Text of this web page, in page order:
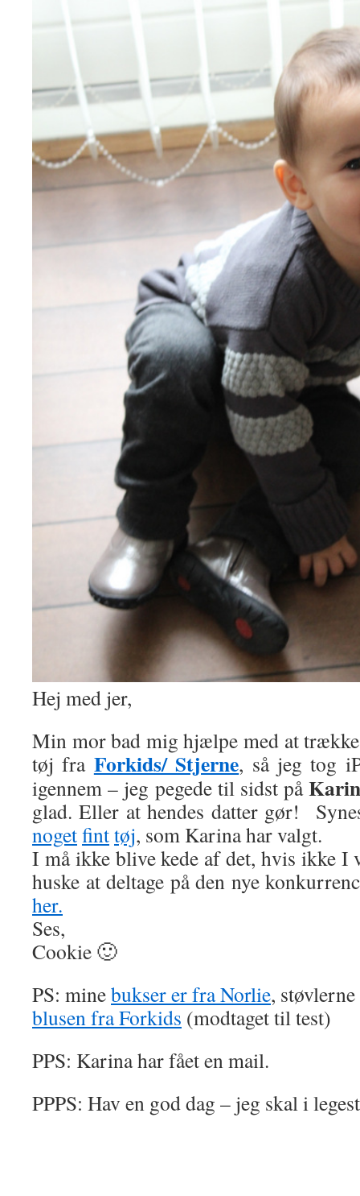
Hej med jer,
Min mor bad mig hjælpe med at
tøj fra Forkids/ Stjerne, så jeg tog
igennem – jeg pegede til sidst på
glad. Eller at hendes datter gør!
nogetfinttøj, som Karina har valgt.
I må ikke blive kede af det, hvis ikke I
huske at deltage på den nye
her.
Ses,
Cookie 🙂
PS: minebukser er fra Norlie,
blusen fra Forkids (modtaget til test)
PPS: Karina har fået en mail.
PPPS: Hav en god dag – jeg skal i